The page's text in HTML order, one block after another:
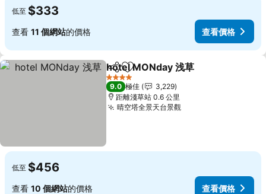
低至 $333
查看 11 個網站的價格 查看價格
分享 放到收藏夾
hotel MONday 浅草
4 星級
9.0 極佳
3,229
距離淺草站 0.6 公里
晴空塔全景天台景觀
低至 $456
查看 10 個網站的價格 查看價格